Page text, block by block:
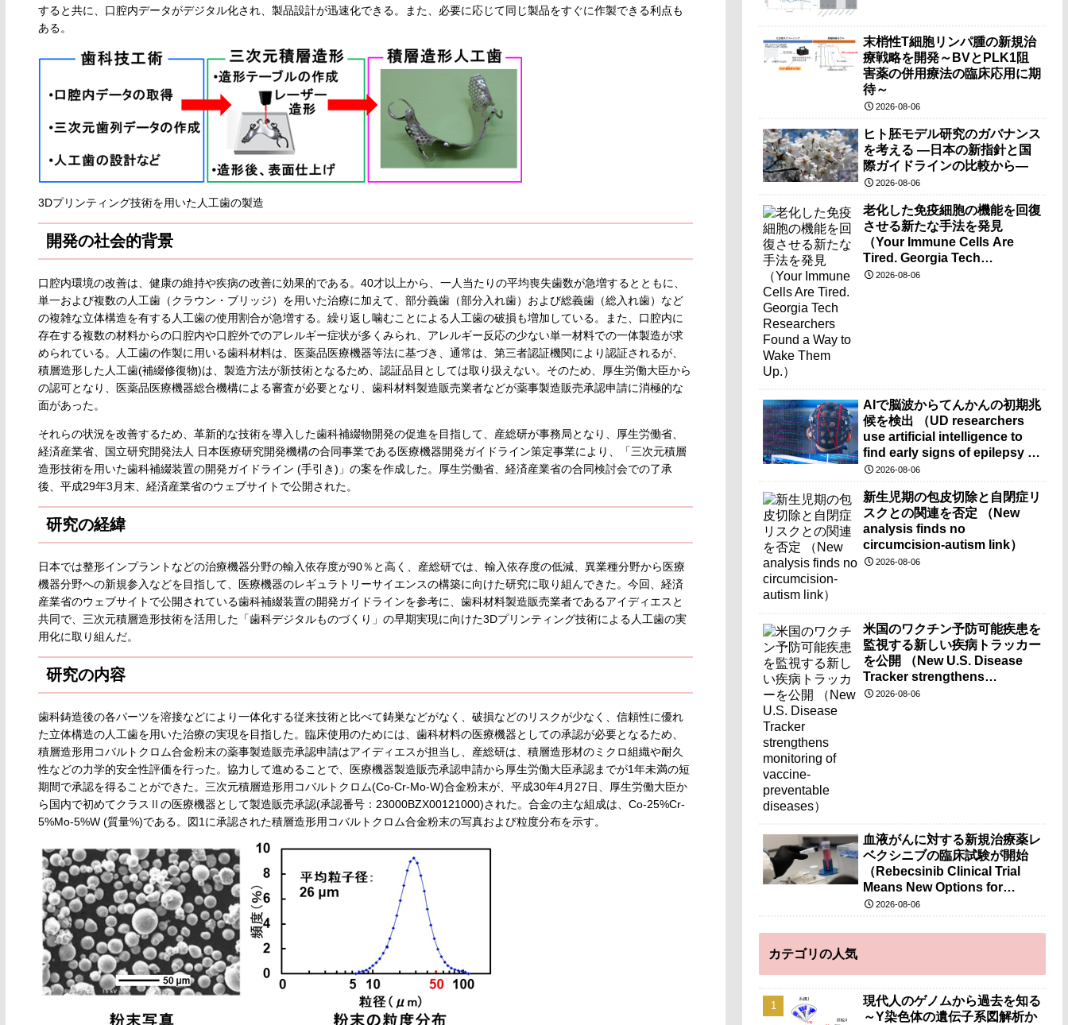
すると共に、口腔内データがデジタル化され、製品設計が迅速化できる。また、必要に応じて同じ製品をすぐに作製できる利点も
ある。
3Dプリンティング技術を用いた人工歯の製造
開発の社会的背景
口腔内環境の改善は、健康の維持や疾病の改善に効果的である。40才以上から、一人当たりの平均喪失歯数が急増するとともに、
単一および複数の人工歯（クラウン・ブリッジ）を用いた治療に加えて、部分義歯（部分入れ歯）および総義歯（総入れ歯）など
の複雑な立体構造を有する人工歯の使用割合が急増する。繰り返し噛むことによる人工歯の破損も増加している。また、口腔内に
存在する複数の材料からの口腔内や口腔外でのアレルギー症状が多くみられ、アレルギー反応の少ない単一材料での一体製造が求
められている。人工歯の作製に用いる歯科材料は、医薬品医療機器等法に基づき、通常は、第三者認証機関により認証されるが、
積層造形した人工歯(補綴修復物)は、製造方法が新技術となるため、認証品目としては取り扱えない。そのため、厚生労働大臣から
の認可となり、医薬品医療機器総合機構による審査が必要となり、歯科材料製造販売業者などが薬事製造販売承認申請に消極的な
面があった。
それらの状況を改善するため、革新的な技術を導入した歯科補綴物開発の促進を目指して、産総研が事務局となり、厚生労働省、
経済産業省、国立研究開発法人 日本医療研究開発機構の合同事業である医療機器開発ガイドライン策定事業により、「三次元積層
造形技術を用いた歯科補綴装置の開発ガイドライン (手引き)」の案を作成した。厚生労働省、経済産業省の合同検討会での了承
後、平成29年3月末、経済産業省のウェブサイトで公開された。
研究の経緯
日本では整形インプラントなどの治療機器分野の輸入依存度が90％と高く、産総研では、輸入依存度の低減、異業種分野から医療
機器分野への新規参入などを目指して、医療機器のレギュラトリーサイエンスの構築に向けた研究に取り組んできた。今回、経済
産業省のウェブサイトで公開されている歯科補綴装置の開発ガイドラインを参考に、歯科材料製造販売業者であるアイディエスと
共同で、三次元積層造形技術を活用した「歯科デジタルものづくり」の早期実現に向けた3Dプリンティング技術による人工歯の実
用化に取り組んだ。
研究の内容
歯科鋳造後の各パーツを溶接などにより一体化する従来技術と比べて鋳巣などがなく、破損などのリスクが少なく、信頼性に優れ
た立体構造の人工歯を用いた治療の実現を目指した。臨床使用のためには、歯科材料の医療機器としての承認が必要となるため、
積層造形用コバルトクロム合金粉末の薬事製造販売承認申請はアイディエスが担当し、産総研は、積層造形材のミクロ組織や耐久
性などの力学的安全性評価を行った。協力して進めることで、医療機器製造販売承認申請から厚生労働大臣承認までが1年未満の短
期間で承認を得ることができた。三次元積層造形用コバルトクロム(Co-Cr-Mo-W)合金粉末が、平成30年4月27日、厚生労働大臣か
ら国内で初めてクラスⅡの医療機器として製造販売承認(承認番号：23000BZX00121000)された。合金の主な組成は、Co-25%Cr-
5%Mo-5%W (質量%)である。図1に承認された積層造形用コバルトクロム合金粉末の写真および粒度分布を示す。
末梢性T細胞リンパ腫の新規治
療戦略を開発～BVとPLK1阻
害薬の併用療法の臨床応用に期
待～
2026-08-06
ヒト胚モデル研究のガバナンス
を考える ―日本の新指針と国
際ガイドラインの比較から―
2026-08-06
老化した免疫細胞の機能を回復
させる新たな手法を発見
（Your Immune Cells Are
Tired. Georgia Tech
Researchers Found a Way to
2026-08-06
AIで脳波からてんかんの初期兆
候を検出 （UD researchers
use artificial intelligence to
find early signs of epilepsy in
brain-wave recordings）
2026-08-06
新生児期の包皮切除と自閉症リ
スクとの関連を否定 （New
analysis finds no
circumcision-autism link）
2026-08-06
米国のワクチン予防可能疾患を
監視する新しい疾病トラッカー
を公開 （New U.S. Disease
Tracker strengthens
monitoring of vaccine-
2026-08-06
血液がんに対する新規治療薬レ
ベクシニブの臨床試験が開始
（Rebecsinib Clinical Trial
Means New Options for
Blood Cancer）
2026-08-06
カテゴリの人気
現代人のゲノムから過去を知る
～Y染色体の遺伝子系図解析か